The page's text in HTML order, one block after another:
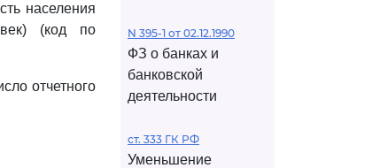
населения
(код по
отчетного
N 395-1 от 02.12.1990
ФЗ о банках и
банковской
деятельности
ст. 333 ГК РФ
Уменьшение